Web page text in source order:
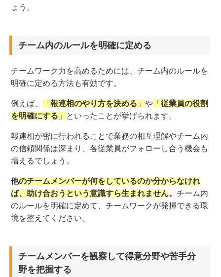
ょう。
チーム内のルールを明確に定める
チームワーク力を高めるためには、チーム内のルールを
明確に定める方法も有効です。
例えば、 「報連相のやり方を決める 」や 「従業員の役割
を明確にする 」 といったことが挙げられます。
報連相が密に行われることで業務の相互理解やチーム内
の信頼関係は深まり、各従業員がフォローし合う機会も
増えるでしょう。
他のチームメンバーが何をしているのか分からなけれ
ば、助け合おうという意識すら生まれません。チーム内
のルールを明確に定めて、チームワークが発揮できる環
境を整えてください。
チームメンバーを観察して得意分野や苦手分
野を把握する